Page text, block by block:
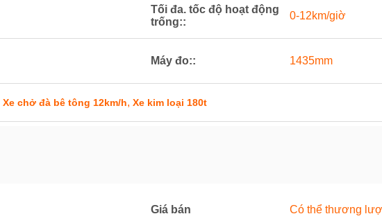
Tối đa. tốc độ hoạt động
trống::
0-12km/giờ
Máy đo:: 1435mm
Xe chở đà bê tông 12km/h, Xe kim loại 180t
Giá bán Có thể thương